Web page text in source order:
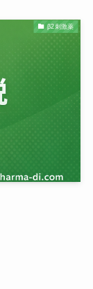
β2刺激薬